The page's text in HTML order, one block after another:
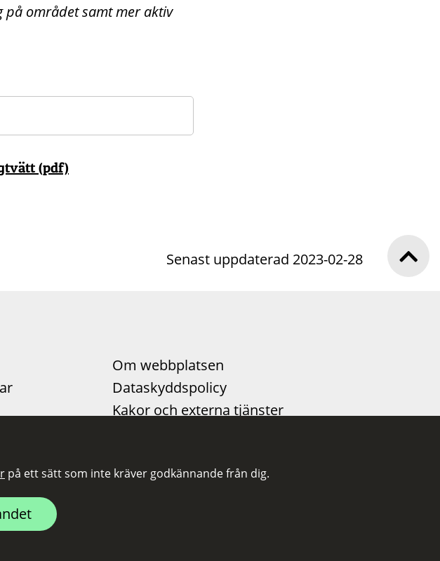
på ett sätt som inte kräver godkännande från dig.
området samt mer aktiv
(pdf)
Senast uppdaterad 2023-02-28
Om webbplatsen
Dataskyddspolicy
Kakor och externa tjänster